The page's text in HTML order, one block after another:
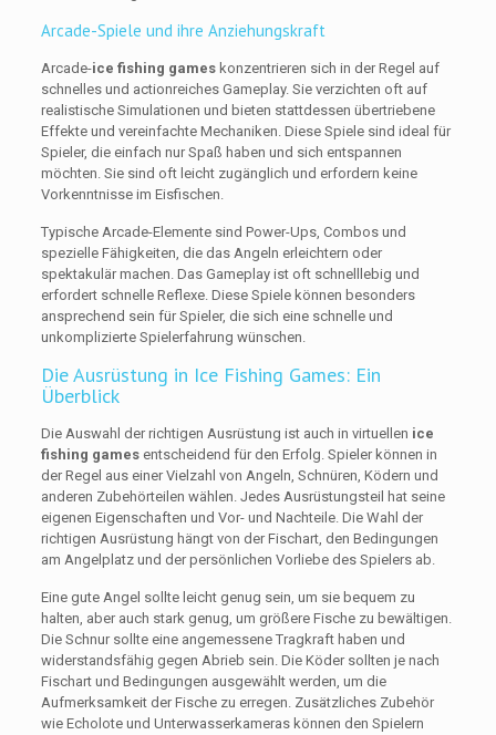
Arcade-Spiele und ihre Anziehungskraft
Arcade-ice fishing gameskonzentrieren sich in der Regel auf
schnelles und actionreiches Gameplay. Sie verzichten oft auf
realistische Simulationen und bieten stattdessen übertriebene
Effekte und vereinfachte Mechaniken. Diese Spiele sind ideal für
Spieler, die einfach nur Spaß haben und sich entspannen
möchten. Sie sind oft leicht zugänglich und erfordern keine
Vorkenntnisse im Eisfischen.
Typische Arcade-Elemente sind Power-Ups, Combos und
spezielle Fähigkeiten, die das Angeln erleichtern oder
spektakulär machen. Das Gameplay ist oft schnelllebig und
erfordert schnelle Reflexe. Diese Spiele können besonders
ansprechend sein für Spieler, die sich eine schnelle und
unkomplizierte Spielerfahrung wünschen.
Die Ausrüstung in Ice Fishing Games: Ein
Überblick
Die Auswahl der richtigen Ausrüstung ist auch in virtuellen ice
fishing gamesentscheidend für den Erfolg. Spieler können in
der Regel aus einer Vielzahl von Angeln, Schnüren, Ködern und
anderen Zubehörteilen wählen. Jedes Ausrüstungsteil hat seine
eigenen Eigenschaften und Vor- und Nachteile. Die Wahl der
richtigen Ausrüstung hängt von der Fischart, den Bedingungen
am Angelplatz und der persönlichen Vorliebe des Spielers ab.
Eine gute Angel sollte leicht genug sein, um sie bequem zu
halten, aber auch stark genug, um größere Fische zu bewältigen.
Die Schnur sollte eine angemessene Tragkraft haben und
widerstandsfähig gegen Abrieb sein. Die Köder sollten je nach
Fischart und Bedingungen ausgewählt werden, um die
Aufmerksamkeit der Fische zu erregen. Zusätzliches Zubehör
wie Echolote und Unterwasserkameras können den Spielern